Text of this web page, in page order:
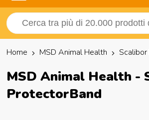
Home MSD Animal Health
MSD Animal Health -
ProtectorBand